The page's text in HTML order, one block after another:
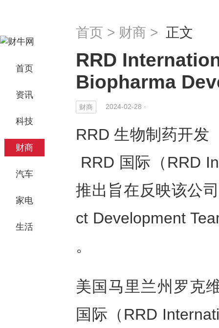
首页
资讯
科技
财商
汽车
家电
生活
首页 > 财商 > 正文
RRD
Biopharma
财商 2024-02-28 ·
RRD 生物制药开发
RRD 国际 （ RRD
推出旨在反映该公
ct Development
。
美国马里兰州罗克
国际（RRD